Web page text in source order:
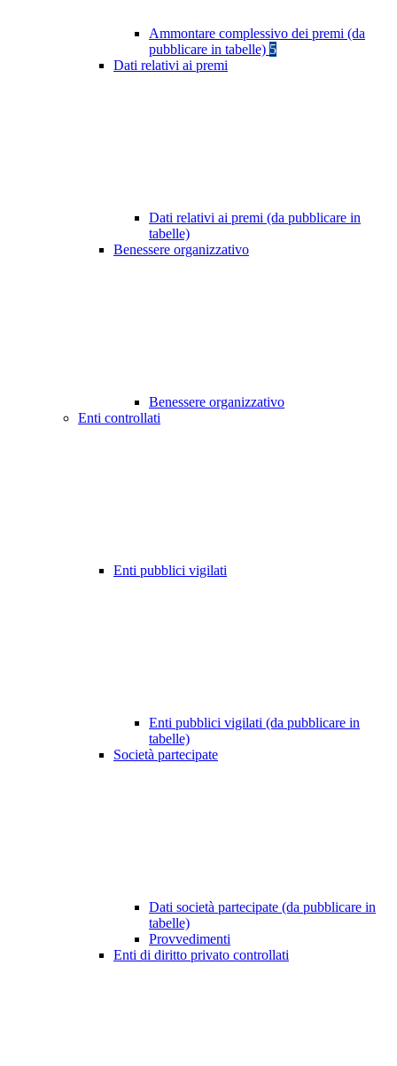
Ammontare complessivo dei premi (da
pubblicare in tabelle) 5
Dati relativi ai premi
Dati relativi ai premi (da pubblicare in
tabelle)
Benessere organizzativo
Benessere organizzativo
Enti controllati
Enti pubblici vigilati
Enti pubblici vigilati (da pubblicare in
tabelle)
Società partecipate
Dati società partecipate (da pubblicare in
tabelle)
Provvedimenti
Enti di diritto privato controllati